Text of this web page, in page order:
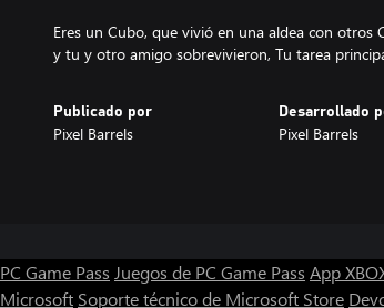
Eres un Cubo, que vivió en una aldea con otros
y tu y otro amigo sobrevivieron, Tu tarea
Publicado por
Pixel Barrels
Desarrollado
Pixel Barrels
PC Game Pass Juegos de PC Game Pass App
Microsoft Soporte técnico de Microsoft Store